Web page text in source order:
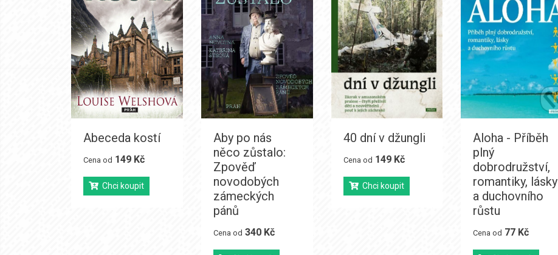
Abeceda kostí
Cena od 149 Kč
Chci koupit
Aby po nás
něco zůstalo:
Zpověď
novodobých
zámeckých
pánů
Cena od 340 Kč
40 dní v džungli
Cena od 149 Kč
Chci koupit
Aloha - Příběh
plný
dobrodružství,
romantiky, lásky
a duchovního
růstu
Cena od 77 Kč